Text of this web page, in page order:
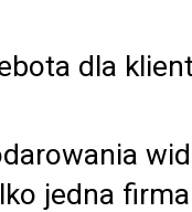
dla
jedna firma